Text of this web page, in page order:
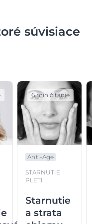
súvisiace
Anti-Age
STARNUTIE
PLETI
Starnutie
a strata
6 min čítanie